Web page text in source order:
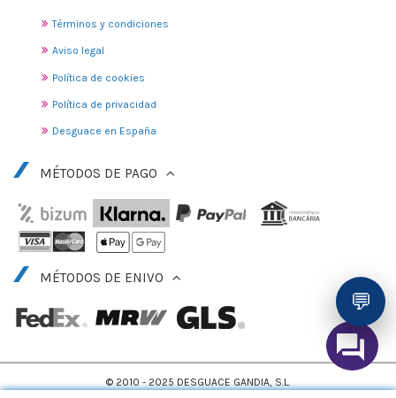
Términos y condiciones
Aviso legal
Política de cookies
Política de privacidad
Desguace en España
MÉTODOS DE PAGO
MÉTODOS DE ENIVO
💬
© 2010 - 2025 DESGUACE GANDIA, S.L.